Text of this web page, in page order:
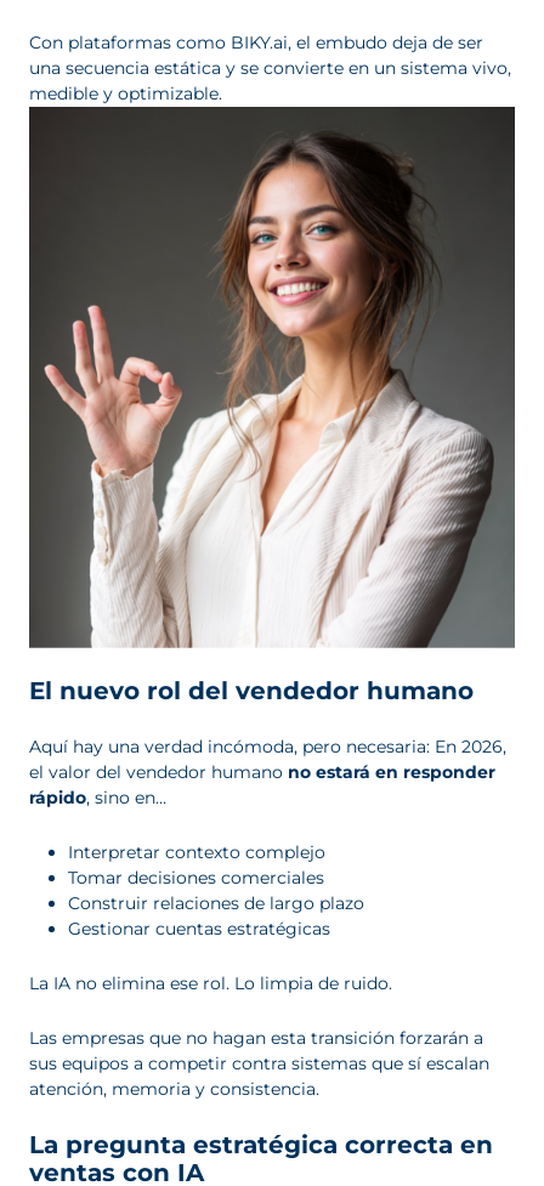
Con plataformas como BIKY.ai, el embudo deja de ser
una secuencia estática y se convierte en un sistema vivo,
medible y optimizable.
El nuevo rol del vendedor humano
Aquí hay una verdad incómoda, pero necesaria: En 2026,
el valor del vendedor humano no estará en responder
rápido, sino en…
Interpretar contexto complejo
Tomar decisiones comerciales
Construir relaciones de largo plazo
Gestionar cuentas estratégicas
La IA no elimina ese rol. Lo limpia de ruido.
Las empresas que no hagan esta transición forzarán a
sus equipos a competir contra sistemas que sí escalan
atención, memoria y consistencia.
La pregunta estratégica correcta en
ventas con IA